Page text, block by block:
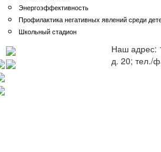
Энергоэффективность
Профилактика негативных явлений среди
Школьный стадион
Наш адрес:
д. 20; тел./